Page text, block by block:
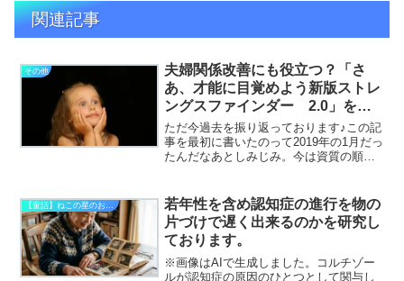
関連記事
その他
夫婦関係改善にも役立つ？「さ
あ、才能に目覚めよう新版ストレ
ングスファインダー 2.0」を試
してみた！
ただ今過去を振り返っております♪この記
事を最初に書いたのって2019年の1月だっ
たんだなあとしみじみ。今は資質の順番
とまた新たな発見が生まれそうです。過
去の資質トップ１は...
【童話】ねこの星のおかたづけ
若年性を含め認知症の進行を物の
片づけで遅く出来るのかを研究し
ております。
※画像はAIで生成しました。コルチゾー
ルが認知症の原因のひとつとして関与し